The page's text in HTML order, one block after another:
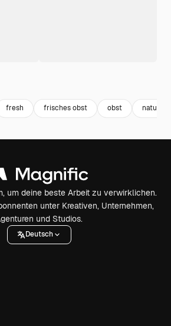
fresh frisches obst obst natural
um deine beste Arbeit zu verwirklichen.
unter Kreativen, Unternehmen,
und Studios.
Deutsch